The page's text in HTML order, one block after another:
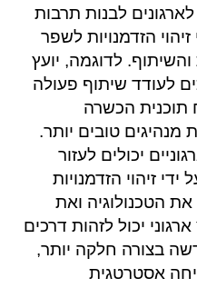
לארגונים לבנות תרבות
זיהוי הזדמנויות לשפר
לדוגמה, יועץ
לעודד שיתוף פעולה
תוכנית הכשרה
מנהיגים טובים יותר.
יכולים לעזור
ידי זיהוי הזדמנויות
הטכנולוגיה ואת
יכול לזהות דרכים
בצורה חלקה יותר,
אסטרטגית